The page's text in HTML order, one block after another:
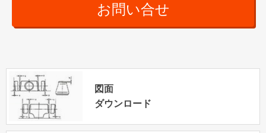
お問い合せ
図面
ダウンロード